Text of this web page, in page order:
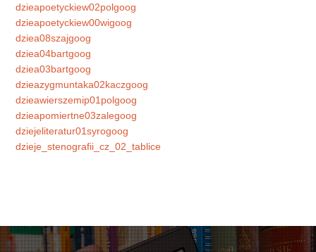
dzieapoetyckiew02polgoog
dzieapoetyckiew00wigoog
dziea08szajgoog
dziea04bartgoog
dziea03bartgoog
dzieazygmuntaka02kaczgoog
dzieawierszemip01polgoog
dzieapomiertne03zalegoog
dziejeliteratur01syrogoog
dzieje_stenografii_cz_02_tablice